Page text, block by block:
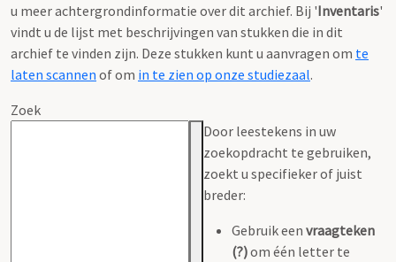
u meer achtergrondinformatie over dit archief. Bij 'Inventaris'
vindt u de lijst met beschrijvingen van stukken die in dit
archief te vinden zijn. Deze stukken kunt u aanvragen om te
laten scannen of om in te zien op onze studiezaal.
Zoek
Door leestekens in uw
zoekopdracht te gebruiken,
zoekt u specifieker of juist
breder:
Gebruik een vraagteken
(?)om één letter te